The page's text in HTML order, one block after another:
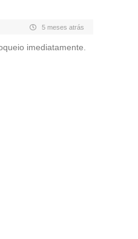
5 meses atrás
imediatamente.